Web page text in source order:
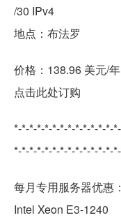
/30 IPv4
地点：布法罗
价格：138.96 美元/年
点击此处订购
*-*-*-*-*-*-*-*-*-*-*-*-*-
*-*-*-*-*-*-*-*-*-*-*-*-*-
每月专用服务器优惠：
Intel Xeon E3-1240